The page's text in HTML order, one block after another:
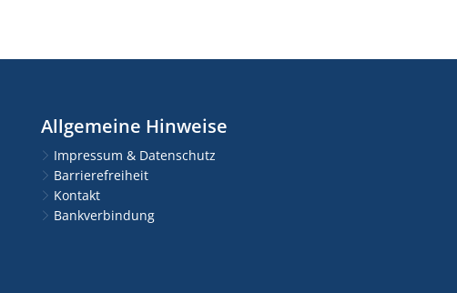
Allgemeine Hinweise
Impressum & Datenschutz
Barrierefreiheit
Kontakt
Bankverbindung